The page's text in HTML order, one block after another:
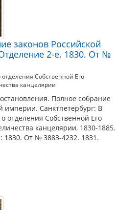
законов Российской
2-е. 1830. От №
Собственной Его
канцелярии
Полное собрание
империи. Санктпетербург: В
отделения Собственной Его
канцелярии, 1830-1885.
1830. От № 3883-4232. 1831.